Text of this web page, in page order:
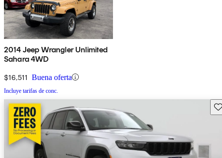
2014 Jeep Wrangler Unlimited
Sahara 4WD
$16,511 Buena oferta
Incluye tarifas de conc.